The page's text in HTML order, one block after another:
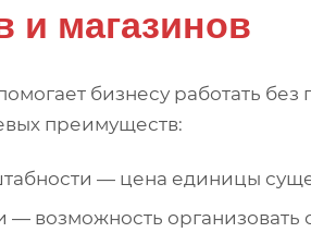
и магазинов
бизнесу работать
преимуществ:
— цена единицы
— возможность организовать